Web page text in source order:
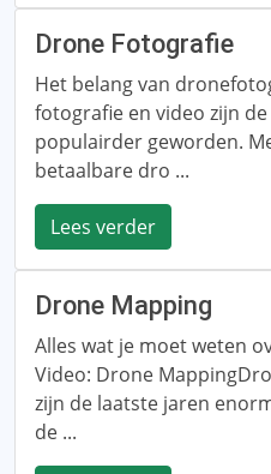
Drone Fotografie
Het belang van
fotografie en video zijn
populairder geworden.
betaalbare dro ...
Lees verder
Drone Mapping
Alles wat je moet weten
Video: Drone
zijn de laatste jaren
de ...